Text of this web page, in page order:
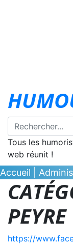
Tous les
web réunit !
Accueil
PEYRE
https://